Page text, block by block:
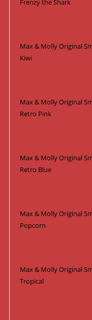
Frenzy the Shark
Max & Molly Original
Kiwi
Max & Molly Original
Retro Pink
Max & Molly Original
Retro Blue
Max & Molly Original
Popcorn
Max & Molly Original
Tropical